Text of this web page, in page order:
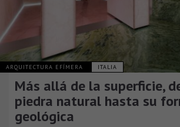
ARQUITECTURA EFÍMERA ITALIA
Más allá de la superficie,
piedra natural hasta su
geológica